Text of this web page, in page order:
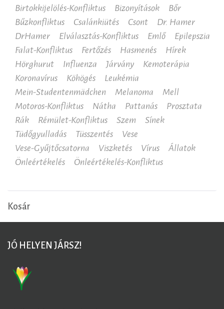
Birtokkijelölés-Konfliktus
Bizonyítások
Bőr
Bűzkonfliktus
Csalánkiütés Csont
Dr. Hamer
DrHamer
Elválasztás-Konfliktus Emlő
Epilepszia
Falat-Konfliktus
Fertőzés Hasmenés
Hírek
Hörghurut
Influenza Járvány
Kemoterápia
Koronavírus
Köhögés
Leukémia
Mein-Studentenmädchen
Melanoma
Mell
Motoros-Konfliktus
Nátha Pattanás
Prosztata
Rák
Rémület-Konfliktus Szem
Sínek
Tüdőgyulladás
Tüsszentés
Vese
Vese-Gyűjtőcsatorna
Viszketés Vírus
Állatok
Önleértékelés
Önleértékelés-Konfliktus
Kosár
JÓ HELYEN JÁRSZ!